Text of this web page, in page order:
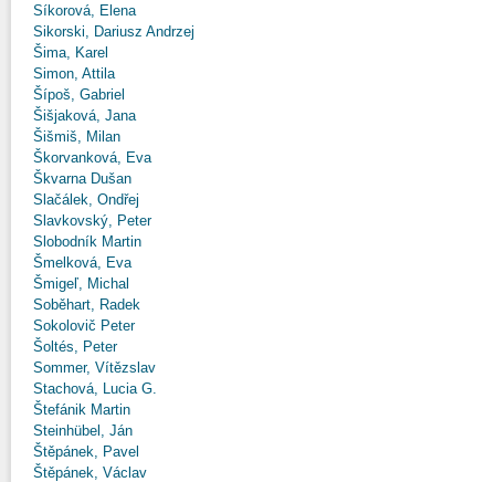
Síkorová, Elena
Sikorski, Dariusz Andrzej
Šima, Karel
Simon, Attila
Šípoš, Gabriel
Šišjaková, Jana
Šišmiš, Milan
Škorvanková, Eva
Škvarna Dušan
Slačálek, Ondřej
Slavkovský, Peter
Slobodník Martin
Šmelková, Eva
Šmigeľ, Michal
Soběhart, Radek
Sokolovič Peter
Šoltés, Peter
Sommer, Vítězslav
Stachová, Lucia G.
Štefánik Martin
Steinhübel, Ján
Štěpánek, Pavel
Štěpánek, Václav